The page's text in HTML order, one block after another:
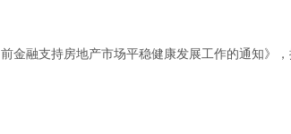
融支持房地产市场平稳健康发展工作的通知》